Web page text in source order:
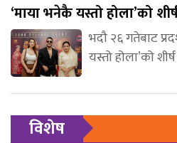
‘माया भनेकै यस्तो होला’को
भदौ २६ गतेबाट
यस्तो होला’को
विशेष